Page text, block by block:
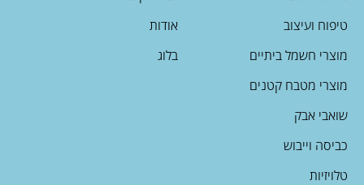
טיפוח ועיצוב
מוצרי חשמל ביתיים
מוצרי מטבח קטנים
שואבי אבק
כביסה וייבוש
טלויזיות
אודות
בלוג